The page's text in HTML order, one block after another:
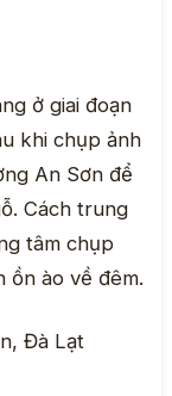
ở giai đoạn
khi chụp ảnh
An Sơn để
Cách trung
tâm chụp
ồn ào về đêm.
Đà Lạt